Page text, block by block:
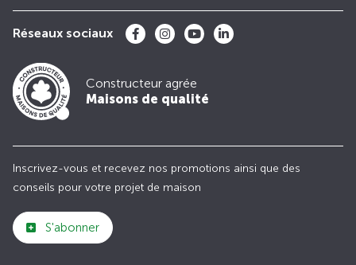
Réseaux sociaux
Constructeur agrée
Maisons de qualité
Inscrivez-vous et recevez nos promotions ainsi que des
conseils pour votre projet de maison
S'abonner